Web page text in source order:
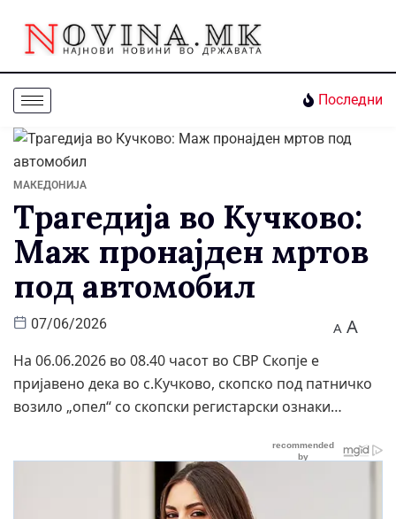
Последни
МАКЕДОНИЈА
Трагедија во Кучково:
Маж пронајден мртов
под автомобил
07/06/2026 A A
На 06.06.2026 во 08.40 часот во СВР Скопје е
пријавено дека во с.Кучково, скопско под патничко
возило „опел“ со скопски регистарски ознаки…